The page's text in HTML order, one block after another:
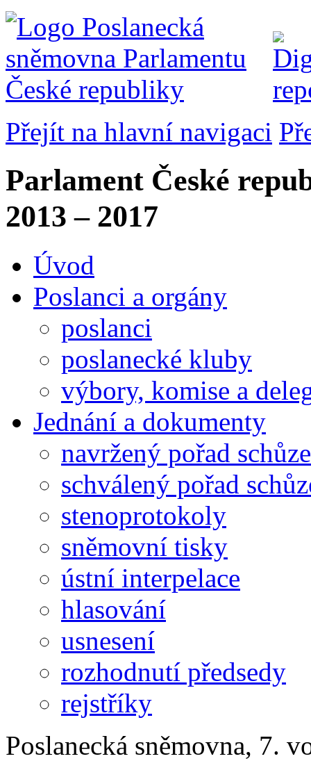
Přejít na hlavní navigaci
Parlament České
2013 – 2017
Úvod
Poslanci a orgány
poslanci
poslanecké kluby
výbory, komise a
Jednání a dokumenty
navržený pořad schůze
schválený pořad
stenoprotokoly
sněmovní tisky
ústní interpelace
hlasování
usnesení
rozhodnutí předsedy
rejstříky
Poslanecká sněmovna, 7.